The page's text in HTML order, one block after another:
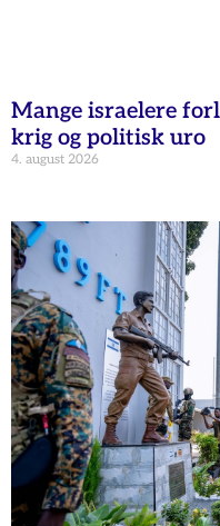
Mange israelere
krig og politisk uro
4. august 2026